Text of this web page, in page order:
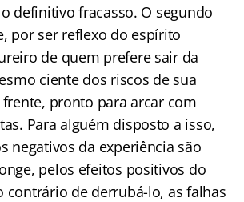
definitivo fracasso. O segundo
por ser reflexo do espírito
de quem prefere sair da
ciente dos riscos de sua
pronto para arcar com
Para alguém disposto a isso,
negativos da experiência são
pelos efeitos positivos do
contrário de derrubá-lo, as falhas